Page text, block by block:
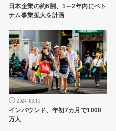
日本企業の約6割、1～2年内にベト
ナム事業拡大を計画
ニュース記事
2024.08.12
インバウンド、年初7カ月で1000
万人